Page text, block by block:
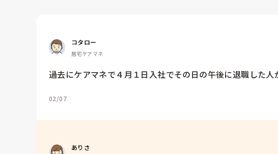
コタロー
居宅ケアマネ
過去にケアマネで４月１日入社でその日の午後に退職した人
02/07
ありさ